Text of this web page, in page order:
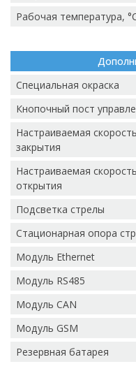
Рабочая температура,
Специальная окраска
Кнопочный пост
Настраиваемая скорость
закрытия
Настраиваемая скорость
открытия
Подсветка стрелы
Стационарная опора
Модуль Ethernet
Модуль RS485
Модуль CAN
Модуль GSM
Резервная батарея